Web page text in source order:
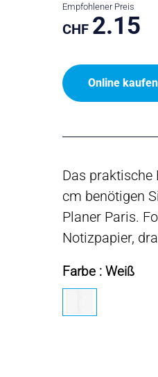
Empfohlener Preis
CHF 2.15
Online kaufen
Das praktische
cm benötigen
Planer Paris.
Notizpapier,
Farbe : Weiß